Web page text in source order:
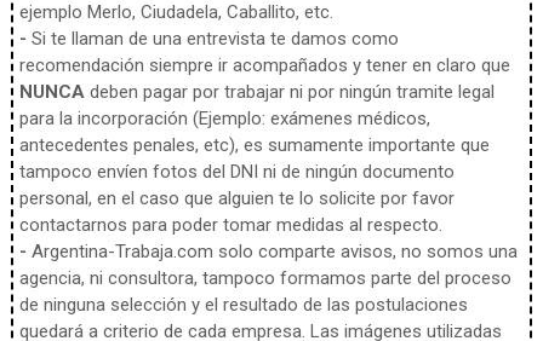
ejemplo Merlo, Ciudadela, Caballito, etc.
- Si te llaman de una entrevista te damos como
recomendación siempre ir acompañados y tener en claro que
NUNCAdeben pagar por trabajar ni por ningún tramite legal
para la incorporación (Ejemplo: exámenes médicos,
antecedentes penales, etc), es sumamente importante que
tampoco envíen fotos del DNI ni de ningún documento
personal, en el caso que alguien te lo solicite por favor
contactarnos para poder tomar medidas al respecto.
- Argentina-Trabaja.com solo comparte avisos, no somos una
agencia, ni consultora, tampoco formamos parte del proceso
de ninguna selección y el resultado de las postulaciones
quedará a criterio de cada empresa. Las imágenes utilizadas